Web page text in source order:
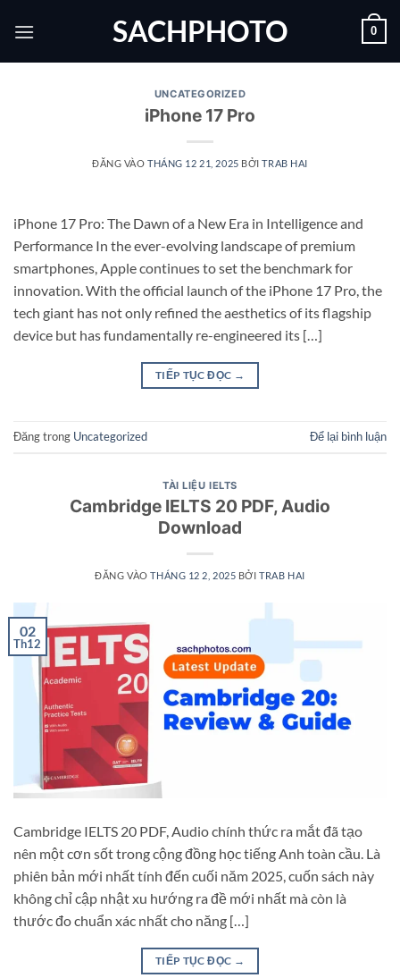
qua
SACHPHOTO 0
UNCATEGORIZED
iPhone 17 Pro
ĐĂNG VÀOTHÁNG 12 21, 2025 BỞITRAB HAI
iPhone 17 Pro: The Dawn of a New Era in Intelligence and
Performance In the ever-evolving landscape of premium
smartphones, Apple continues to set the benchmark for
innovation. With the official launch of the iPhone 17 Pro, the
tech giant has not only refined the aesthetics of its flagship
device but has fundamentally re-engineered its […]
TIẾP TỤC ĐỌC →
Đăng trong Uncategorized Để lại bình luận
TÀI LIỆU IELTS
Cambridge IELTS 20 PDF, Audio
Download
ĐĂNG VÀOTHÁNG 12 2, 2025 BỞITRAB HAI
02
Th12
Cambridge IELTS 20 PDF, Audio chính thức ra mắt đã tạo
nên một cơn sốt trong cộng đồng học tiếng Anh toàn cầu. Là
phiên bản mới nhất tính đến cuối năm 2025, cuốn sách này
không chỉ cập nhật xu hướng ra đề mới nhất mà còn là
thước đo chuẩn xác nhất cho năng […]
TIẾP TỤC ĐỌC →